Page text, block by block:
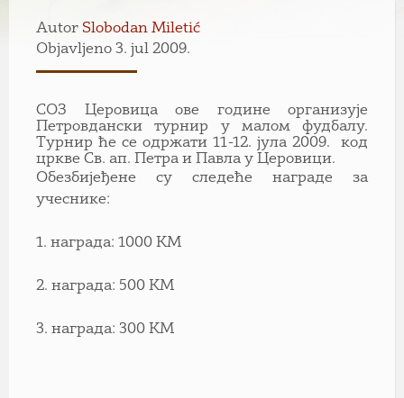
Autor Slobodan Miletić
Objavljeno 3. jul 2009.
СОЗ Церовица ове године организује
Петровдански турнир у малом фудбалу.
Турнир ће се одржати 11-12. јула 2009. код
цркве Св. ап. Петра и Павла у Церовици.
Обезбијеђене су следеће награде за
учеснике:
1. награда: 1000 КМ
2. награда: 500 КМ
3. награда: 300 КМ